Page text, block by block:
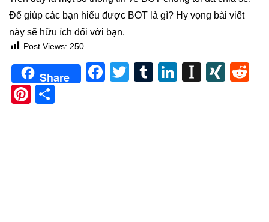
Để giúp các bạn hiểu được BOT là gì? Hy vọng bài viết
này sẽ hữu ích đối với bạn.
Post Views: 250
Share Facebook
TwitterTumblrLinkedIn
Pinterest